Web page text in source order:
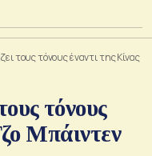
τους τόνους έναντι της Κίνας
τόνους
Μπάιντεν